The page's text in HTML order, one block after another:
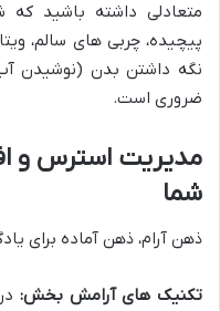
متعادلی داشته باشید که
پیچیده، چربی های سالم،
نگه داشتن بدن (نوشیدن
ضروری است.
مدیریت استرس و
شما
ذهن آرام، ذهن آماده برای
تکنیک های آرامش بخش: